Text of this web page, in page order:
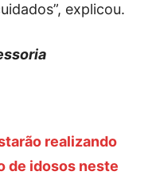
explicou.
realizando
de idosos neste